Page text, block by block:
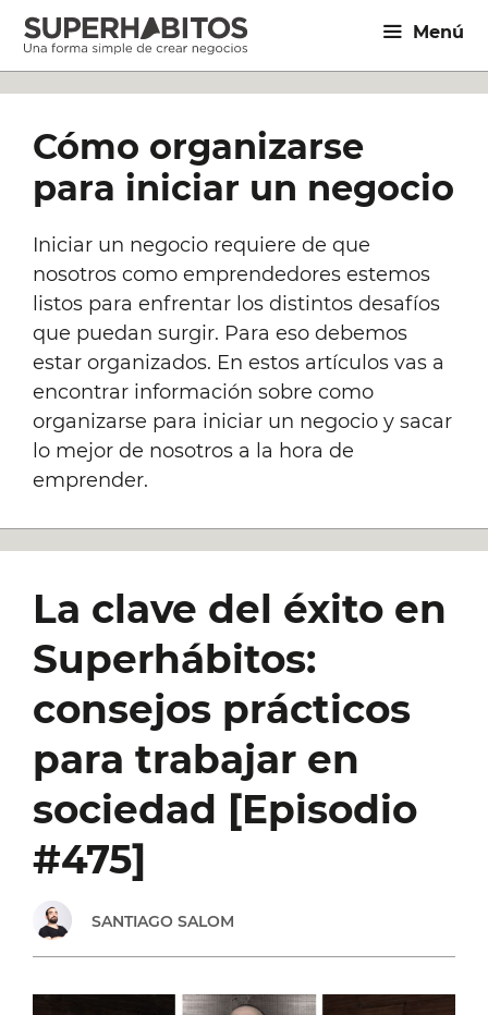
Saltar
contenido
Menú
Cómo organizarse
para iniciar un negocio
Iniciar un negocio requiere de que
nosotros como emprendedores estemos
listos para enfrentar los distintos desafíos
que puedan surgir. Para eso debemos
estar organizados. En estos artículos vas a
encontrar información sobre como
organizarse para iniciar un negocio y sacar
lo mejor de nosotros a la hora de
emprender.
La clave del éxito en
Superhábitos:
consejos prácticos
para trabajar en
sociedad [Episodio
#475]
SANTIAGO SALOM